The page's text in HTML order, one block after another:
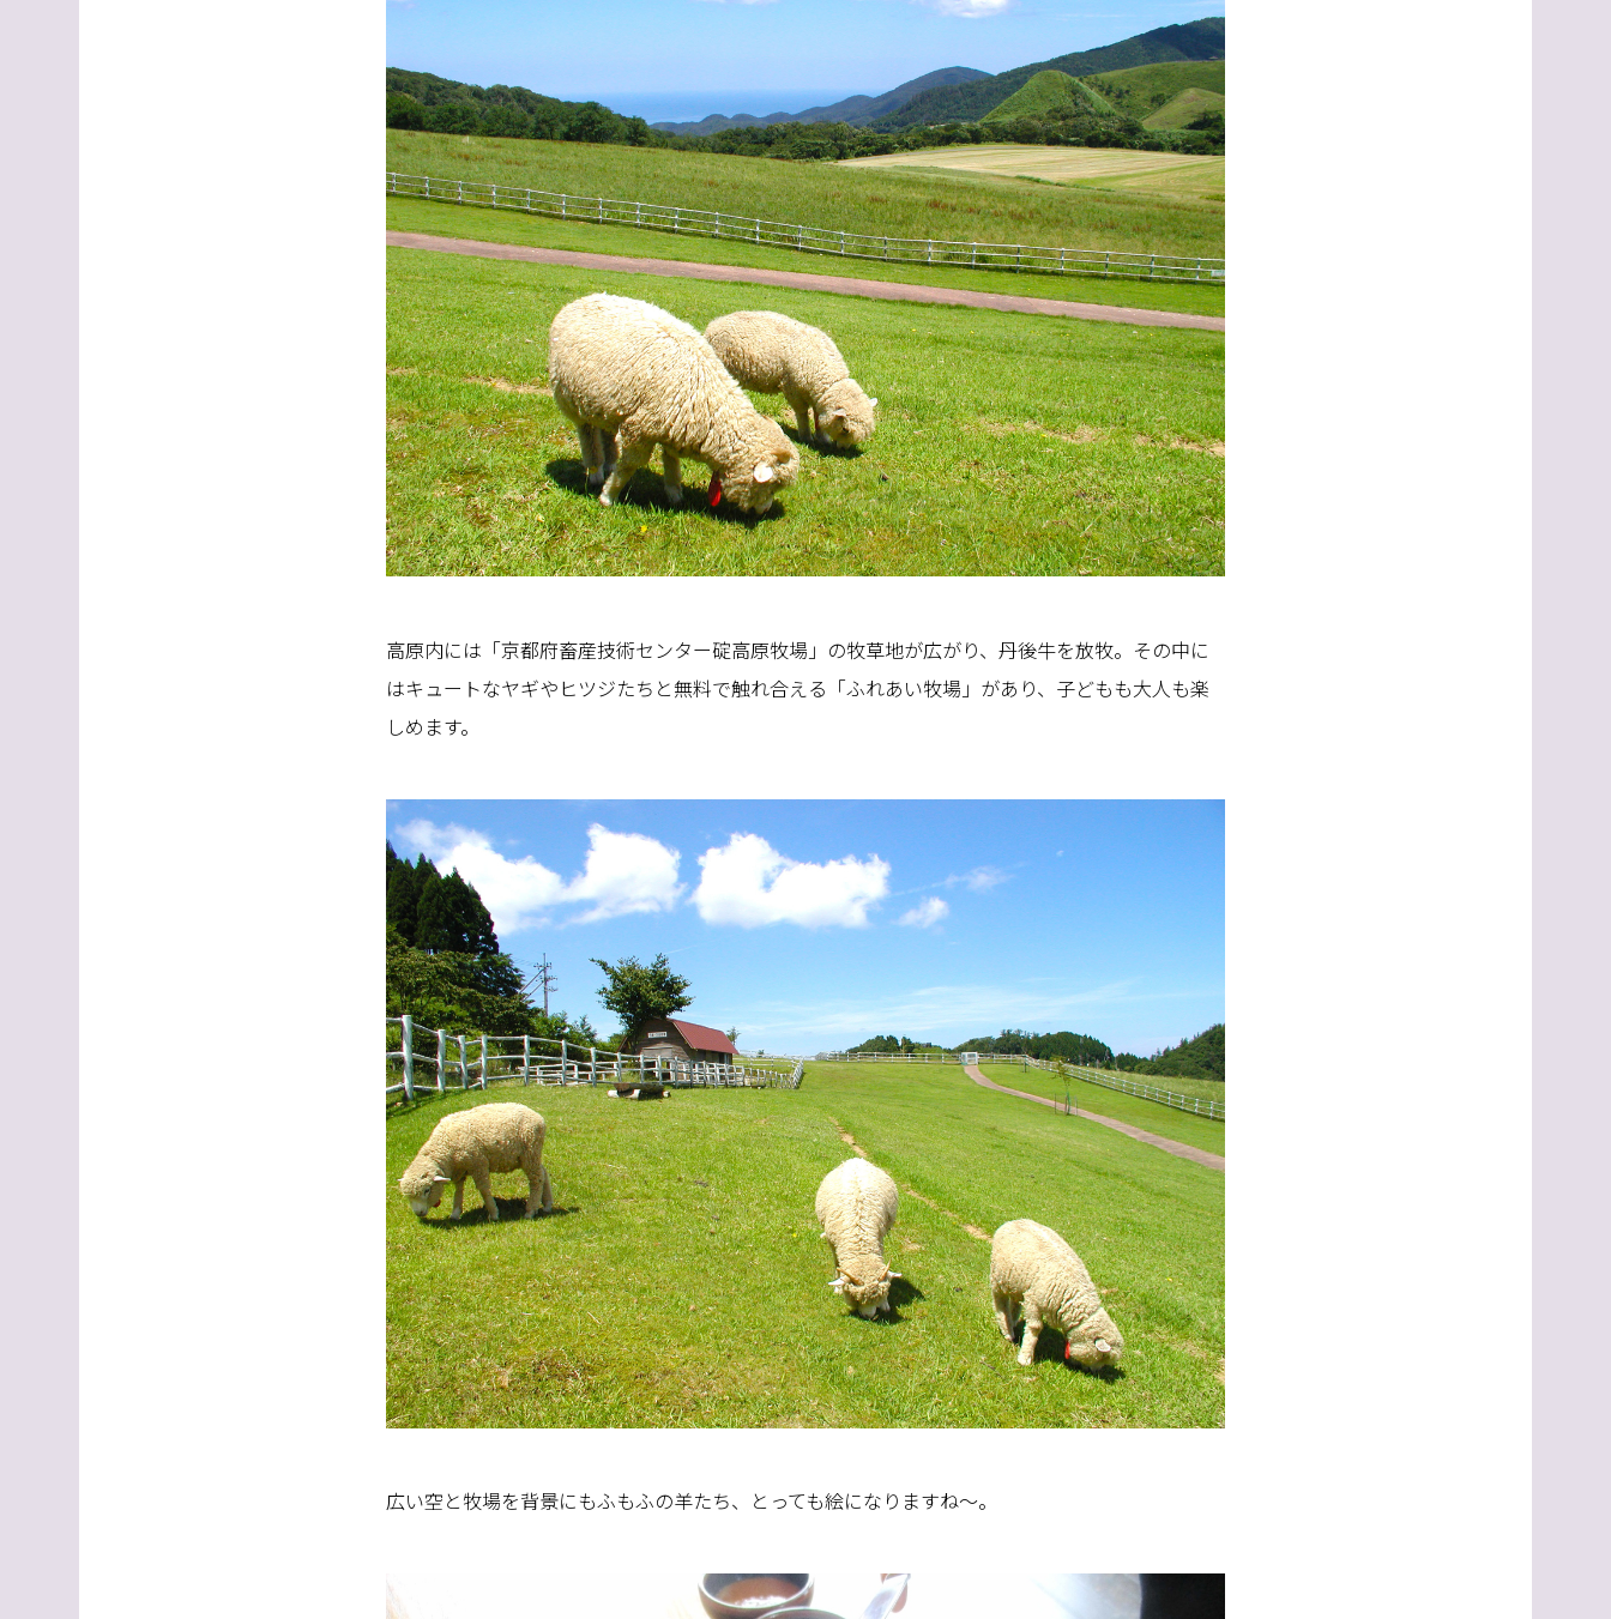
高原内には「京都府畜産技術センター碇高原牧場」の牧草地が広がり、丹後牛を放牧。その中に
はキュートなヤギやヒツジたちと無料で触れ合える「ふれあい牧場」があり、子どもも大人も楽
しめます。
広い空と牧場を背景にもふもふの羊たち、とっても絵になりますね〜。